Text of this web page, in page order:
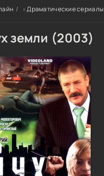
»Драматические сериалы
земли (2003)